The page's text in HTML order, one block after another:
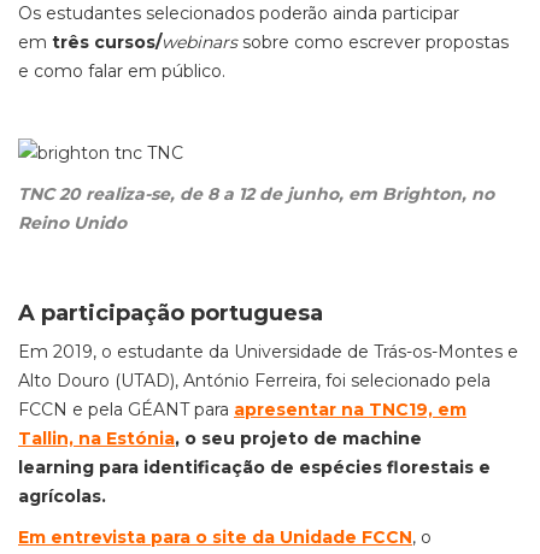
Os estudantes selecionados poderão ainda participar
em três cursos/webinarssobre como escrever propostas
e como falar em público.
TNC 20 realiza-se, de 8 a 12 de junho, em Brighton, no
Reino Unido
A participação portuguesa
Em 2019, o estudante da Universidade de Trás-os-Montes e
Alto Douro (UTAD), António Ferreira, foi selecionado pela
FCCN e pela GÉANT para apresentar na TNC19, em
Tallin, na Estónia, o seu projeto de machine
learning para identificação de espécies florestais e
agrícolas.
Em entrevista para o site da Unidade FCCN, o